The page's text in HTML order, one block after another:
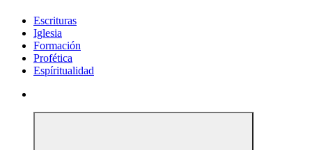
Escrituras
Iglesia
Formación
Profética
Espíritualidad